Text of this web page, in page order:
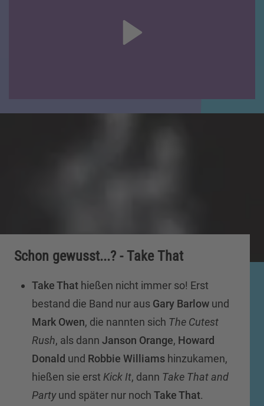
Schon gewusst...? - Take That
Take That hießen nicht immer so! Erst
bestand die Band nur aus Gary Barlow und
Mark Owen, die nannten sich The Cutest
Rush, als dann Janson Orange, Howard
Donald und Robbie Williams hinzukamen,
hießen sie erst Kick It, dann Take That and
Partyund später nur noch Take That.